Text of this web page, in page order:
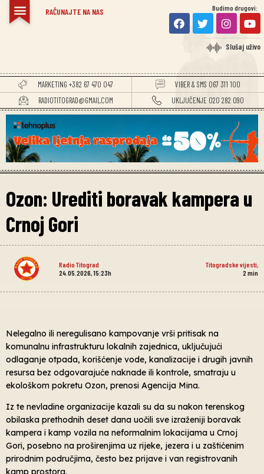
RAČUNAJTE NA NAS Budimo drugovi:
Slušaj uživo
MARKETING +382 67 470 047
VIBER & SMS 067 311 100
RADIOTITOGRAD@GMAIL.COM
UKLJUČENJE 020 282 090
Ozon: Urediti boravak kampera u
Crnoj Gori
Radio Titograd Titogradske vijesti
24.05.2026, 15:23h
2 min
Nelegalno ili neregulisano kampovanje vrši pritisak na
komunalnu infrastrukturu lokalnih zajednica, uključujući
odlaganje otpada, korišćenje vode, kanalizacije i drugih javnih
resursa bez odgovarajuće naknade ili kontrole, smatraju u
ekološkom pokretu Ozon, prenosi Agencija Mina.
Iz te nevladine organizacije kazali su da su nakon terenskog
obilaska prethodnih deset dana uočili sve izraženiji boravak
kampera i kamp vozila na neformalnim lokacijama u Crnoj
Gori, posebno na proširenjima uz rijeke, jezera i u zaštićenim
prirodnim područjima, često bez prijave i van registrovanih
kamp prostora.